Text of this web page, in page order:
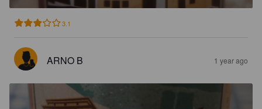
3.1
ARNO B 1 year ago